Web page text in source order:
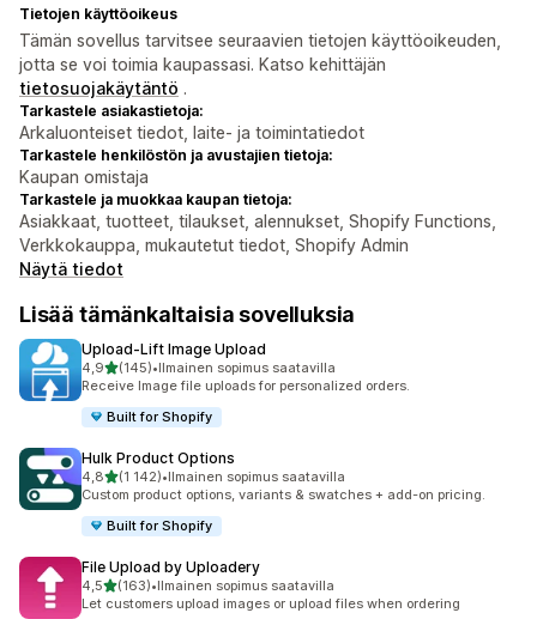
Tietojen käyttöoikeus
Tämän sovellus tarvitsee seuraavien tietojen käyttöoikeuden,
jotta se voi toimia kaupassasi. Katso kehittäjän
tietosuojakäytäntö .
Tarkastele asiakastietoja:
Arkaluonteiset tiedot, laite- ja toimintatiedot
Tarkastele henkilöstön ja avustajien tietoja:
Kaupan omistaja
Tarkastele ja muokkaa kaupan tietoja:
Asiakkaat, tuotteet, tilaukset, alennukset, Shopify Functions,
Verkkokauppa, mukautetut tiedot, Shopify Admin
Näytä tiedot
Lisää tämänkaltaisia sovelluksia
Upload‑Lift Image Upload
4,9/ 5 tähteä
(145)
145 arvostelua yhteensä
•Ilmainen sopimus saatavilla
Receive Image file uploads for personalized orders.
Built for Shopify
Hulk Product Options
4,8/ 5 tähteä
(1 142)
1142 arvostelua yhteensä
•Ilmainen sopimus saatavilla
Custom product options, variants & swatches + add-on pricing.
Built for Shopify
File Upload by Uploadery
4,5/ 5 tähteä
(163)
163 arvostelua yhteensä
•Ilmainen sopimus saatavilla
Let customers upload images or upload files when ordering